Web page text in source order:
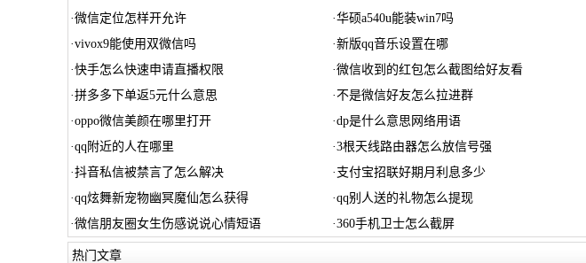
·微信定位怎样开允许 ·华硕a540u能装win7吗
·vivox9能使用双微信吗 ·新版qq音乐设置在哪
·快手怎么快速申请直播权限 ·微信收到的红包怎么截图给好友看
·拼多多下单返5元什么意思 ·不是微信好友怎么拉进群
·oppo微信美颜在哪里打开 ·dp是什么意思网络用语
·qq附近的人在哪里 ·3根天线路由器怎么放信号强
·抖音私信被禁言了怎么解决 · 支付宝招联好期月利息多少
·qq炫舞新宠物幽冥魔仙怎么获得 ·qq别人送的礼物怎么提现
·微信朋友圈女生伤感说说心情短语 ·360手机卫士怎么截屏
热门文章